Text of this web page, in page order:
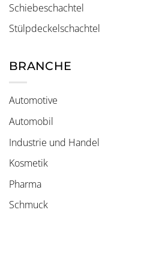
Schiebeschachtel
Stülpdeckelschachtel
BRANCHE
Automotive
Automobil
Industrie und Handel
Kosmetik
Pharma
Schmuck